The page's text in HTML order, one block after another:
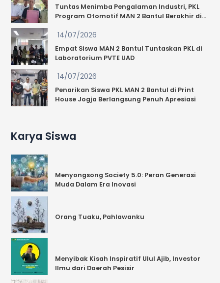
Bening
Tuntas Menimba Pengalaman Industri, PKL
Program Otomotif MAN 2 Bantul Berakhir di
Empat Siswa MAN 2 Bantul Tuntaskan PKL di
Laboratorium PVTE UAD
14/07/2026
Penarikan Siswa PKL MAN 2 Bantul di Print
House Jogja Berlangsung Penuh Apresiasi
14/07/2026
Karya Siswa
Menyongsong Society 5.0: Peran Generasi
Muda Dalam Era Inovasi
Orang Tuaku, Pahlawanku
Menyibak Kisah Inspiratif Ulul Ajib, Investor
Ilmu dari Daerah Pesisir